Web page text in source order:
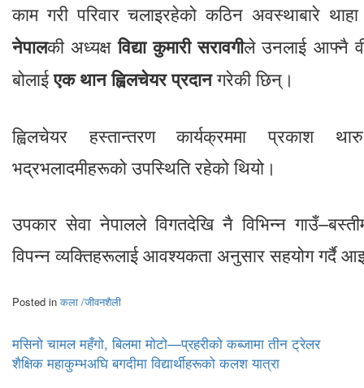
काम गरी परिवार चलाइरहेको कठिन अवस्थाबारे
नेपालकी अध्यक्षविद्या कुमारी सरावगीले उनलाई आफ्नै
बोलाईएक थान ह्विलचेयर प्रदानगरेकी छिन्।
ह्विलचेयर हस्तान्तरण कार्यक्रममा प्रकाश
भद्रभलादमीहरूको उपस्थिति रहेको थियो।
उपकार सेवा नेपालले विगतदेखि नै विभिन्न
विपन्न व्यक्तिहरूलाई आवश्यकता अनुसार सहयोग गर्दै
Posted inकला /जीवनशैली
Post
navigation
मसिनो चामल महँगो, बिलमा मोटो—प्रहरीको कब्जामा तीन ट्रेलर
शैक्षिक महाकुम्भअघि बगदीमा विद्यार्थीहरूको कलश यात्रा